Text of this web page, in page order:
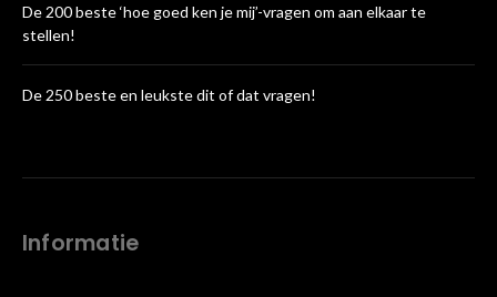
De 200 beste ‘hoe goed ken je mij’-vragen om aan elkaar te
stellen!
De 250 beste en leukste dit of dat vragen!
Informatie